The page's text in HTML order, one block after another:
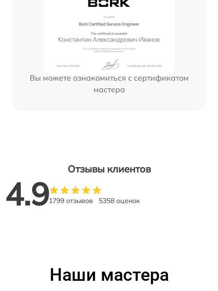
Вы можете ознакомиться с сертификатом
мастера
Отзывы клиентов
4.91799 отзывов 5358 оценок
Наши мастера